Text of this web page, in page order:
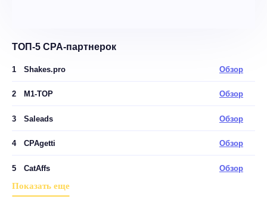
ТОП-5 CPA-партнерок
1 Shakes.pro Обзор
2 M1-TOP Обзор
3 Saleads Обзор
4 CPAgetti Обзор
5 CatAffs Обзор
Показать еще